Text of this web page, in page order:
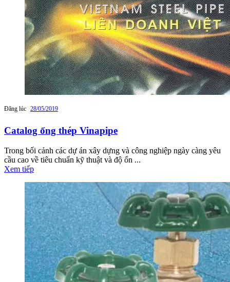
Đăng lúc 28/05/2019
Catalog ống thép Vinapipe
Trong bối cảnh các dự án xây dựng và công nghiệp ngày càng yêu
cầu cao về tiêu chuẩn kỹ thuật và độ ổn ...
Xem tiếp